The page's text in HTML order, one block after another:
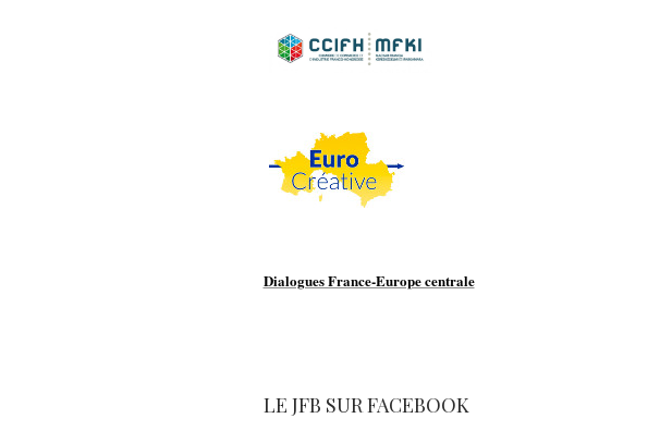
Dialogues France-Europe centrale
LE JFB SUR FACEBOOK